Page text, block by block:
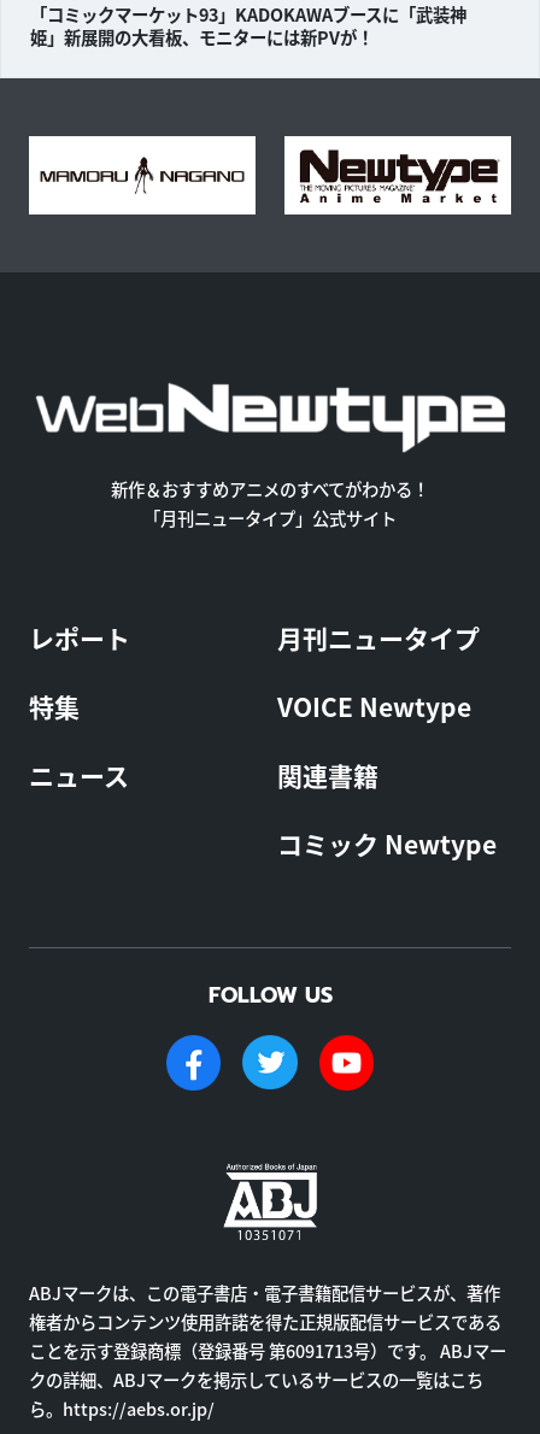
「コミックマーケット93」KADOKAWAブースに「武装神
姫」新展開の大看板、モニターには新PVが！
新作＆おすすめアニメのすべてがわかる！
「月刊ニュータイプ」公式サイト
レポート
特集
ニュース
月刊ニュータイプ
VOICE Newtype
関連書籍
コミック Newtype
FOLLOW US
ABJマークは、この電子書店・電子書籍配信サービスが、著作
権者からコンテンツ使用許諾を得た正規版配信サービスである
ことを示す登録商標（登録番号 第6091713号）です。 ABJマー
クの詳細、ABJマークを掲示しているサービスの一覧はこち
ら。 https://aebs.or.jp/